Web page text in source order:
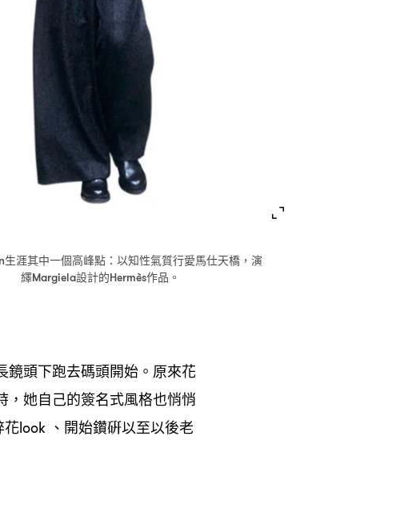
生涯其中一個高峰點 ： 以知性氣質行愛馬仕天橋 ， 演
繹Margiela設計的Hermès作品。
鏡頭下跑去碼頭開始。原來花
， 她自己的簽名式風格也悄悄
花look 、開始鑽硏以至以後老